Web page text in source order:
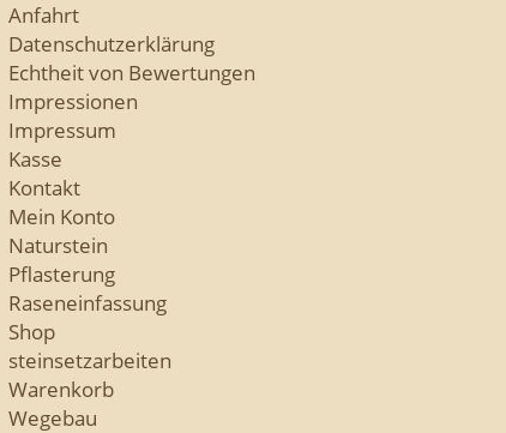
Anfahrt
Datenschutzerklärung
Echtheit von Bewertungen
Impressionen
Impressum
Kasse
Kontakt
Mein Konto
Naturstein
Pflasterung
Raseneinfassung
Shop
steinsetzarbeiten
Warenkorb
Wegebau